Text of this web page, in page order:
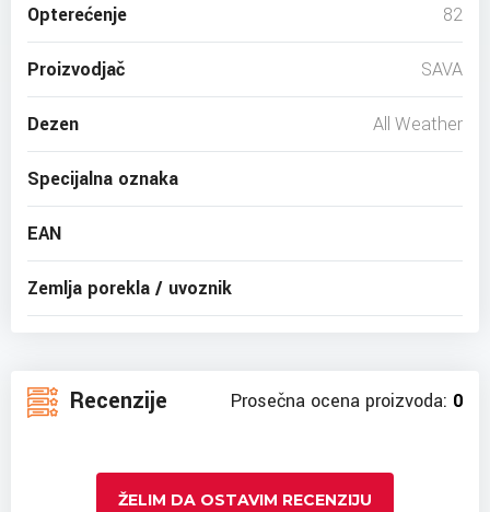
Opterećenje 82
Proizvodjač SAVA
Dezen All Weather
Specijalna oznaka
EAN
Zemlja porekla / uvoznik
Recenzije Prosečna ocena proizvoda: 0
ŽELIM DA OSTAVIM RECENZIJU